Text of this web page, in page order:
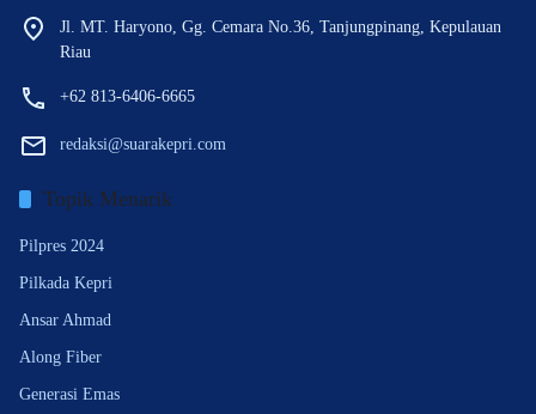
Jl. MT. Haryono, Gg. Cemara No.36, Tanjungpinang, Kepulauan
Riau
+62 813-6406-6665
redaksi@suarakepri.com
Topik Menarik
Pilpres 2024
Pilkada Kepri
Ansar Ahmad
Along Fiber
Generasi Emas